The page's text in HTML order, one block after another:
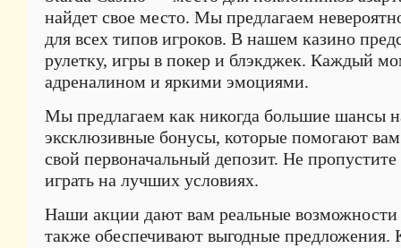
найдет свое место. Мы предлагаем
для всех типов игроков. В нашем казино
рулетку, игры в покер и блэкджек. Каждый
адреналином и яркими эмоциями.
Мы предлагаем как никогда большие шансы
эксклюзивные бонусы, которые помогают вам
свой первоначальный депозит. Не
играть на лучших условиях.
Наши акции дают вам реальные возможности
также обеспечивают выгодные